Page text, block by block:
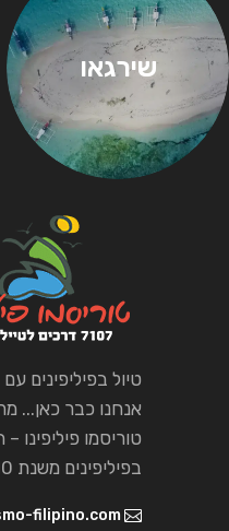
שירגאו
טיול בפיליפינים
אנחנו כבר כאן...
טוריסמו פיליפינו
בפיליפינים משנת 2010, בבעלות ישראלית.
filipino.com